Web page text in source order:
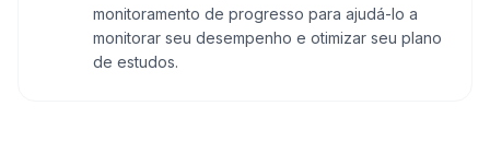
monitoramento de progresso para ajudá-lo a
monitorar seu desempenho e otimizar seu plano
de estudos.